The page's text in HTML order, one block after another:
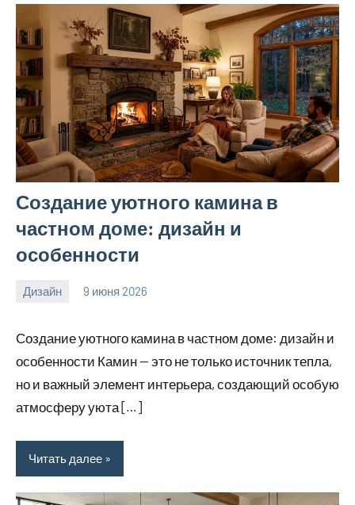
Создание уютного камина в
частном доме: дизайн и
особенности
Дизайн 9 июня 2026
calvinken_co
Создание уютного камина в частном доме: дизайн и
особенности Камин — это не только источник тепла,
но и важный элемент интерьера, создающий особую
атмосферу уюта […]
Читать далее